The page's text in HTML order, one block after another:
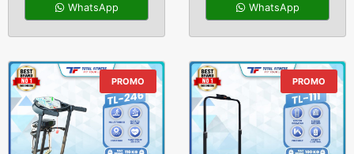
WhatsApp WhatsApp
PROMO PROMO